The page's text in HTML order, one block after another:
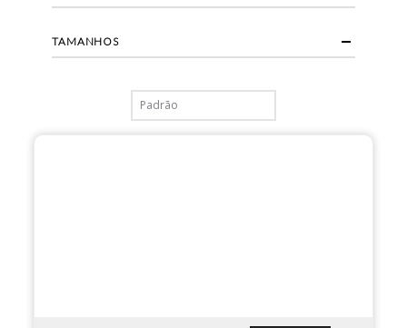
TAMANHOS